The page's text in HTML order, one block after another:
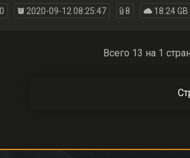
0 2020-09-12 08:25:47 8 18.24 GB
Всего 13 на 1